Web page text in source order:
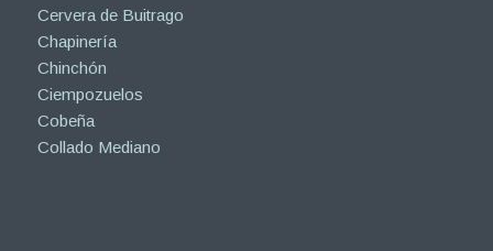
Cervera de Buitrago
Chapinería
Chinchón
Ciempozuelos
Cobeña
Collado Mediano